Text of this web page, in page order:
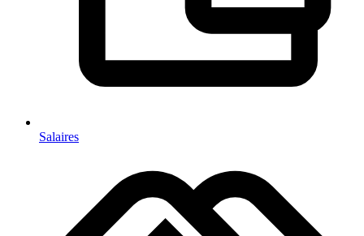
Salaires